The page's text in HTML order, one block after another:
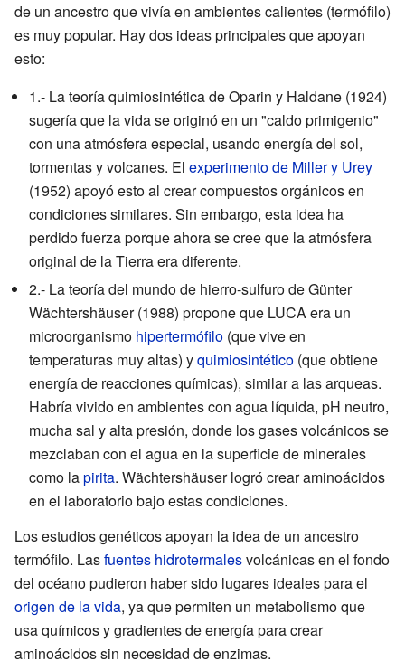
de un ancestro que vivía en ambientes calientes (termófilo)
es muy popular. Hay dos ideas principales que apoyan
esto:
1.- La teoría quimiosintética de Oparin y Haldane (1924)
sugería que la vida se originó en un "caldo primigenio"
con una atmósfera especial, usando energía del sol,
tormentas y volcanes. El experimento de Miller y Urey
(1952) apoyó esto al crear compuestos orgánicos en
condiciones similares. Sin embargo, esta idea ha
perdido fuerza porque ahora se cree que la atmósfera
original de la Tierra era diferente.
2.- La teoría del mundo de hierro-sulfuro de Günter
Wächtershäuser (1988) propone que LUCA era un
microorganismo hipertermófilo (que vive en
temperaturas muy altas) yquimiosintético (que obtiene
energía de reacciones químicas), similar a las arqueas.
Habría vivido en ambientes con agua líquida, pH neutro,
mucha sal y alta presión, donde los gases volcánicos se
mezclaban con el agua en la superficie de minerales
como lapirita. Wächtershäuser logró crear aminoácidos
en el laboratorio bajo estas condiciones.
Los estudios genéticos apoyan la idea de un ancestro
termófilo. Lasfuentes hidrotermalesvolcánicas en el fondo
del océano pudieron haber sido lugares ideales para el
origen de la vida, ya que permiten un metabolismo que
usa químicos y gradientes de energía para crear
aminoácidos sin necesidad de enzimas.